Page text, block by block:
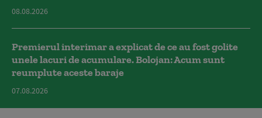
08.08.2026
Premierul interimar a explicat de ce au fost golite
unele lacuri de acumulare. Bolojan: Acum sunt
reumplute aceste baraje
07.08.2026